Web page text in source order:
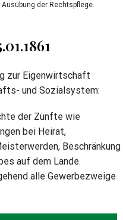
der Rechtspflege.
zur Eigenwirtschaft
und Sozialsystem:
der Zünfte wie
bei Heirat,
Beschränkung
auf dem Lande.
alle Gewerbezweige